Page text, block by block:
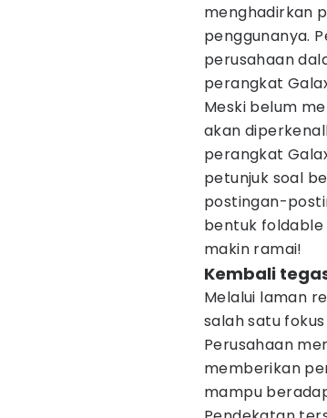
menghadirkan
penggunanya.
perusahaan
perangkat
Meski belum
akan
perangkat
petunjuk soal
postingan-
bentuk foldable
makin ramai!
Kembali
Melalui laman
salah satu
Perusahaan
memberikan
mampu